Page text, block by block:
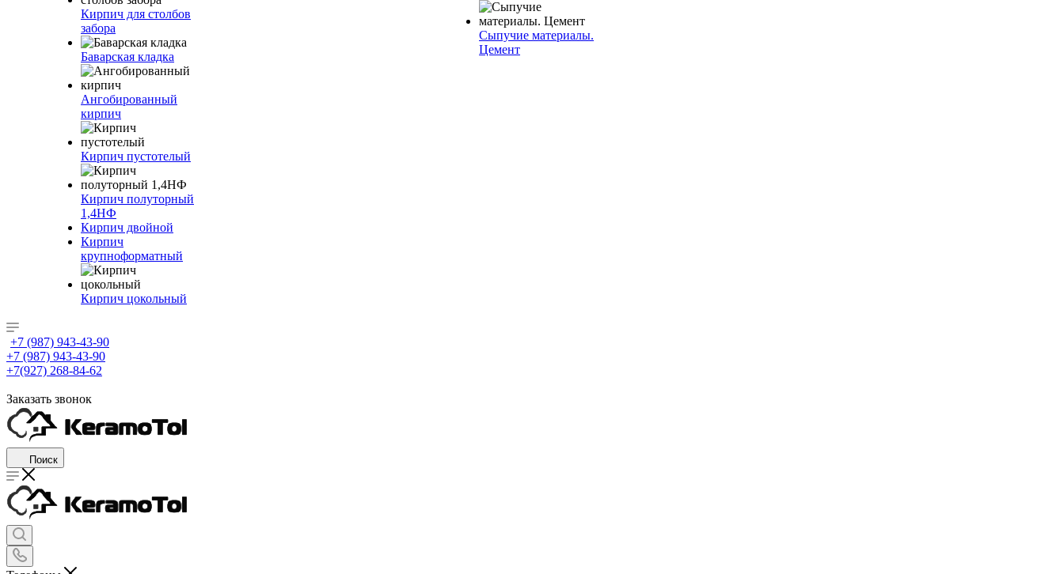
Кирпич для столбов
забора
Баварская кладка
Ангобированный
кирпич
Кирпич пустотелый
Кирпич полуторный
1,4НФ
Кирпич двойной
Кирпич
крупноформатный
Кирпич цокольный
Сыпучие материалы.
Цемент
+7 (987) 943-43-90
+7 (987) 943-43-90
+7(927) 268-84-62
Заказать звонок
Поиск